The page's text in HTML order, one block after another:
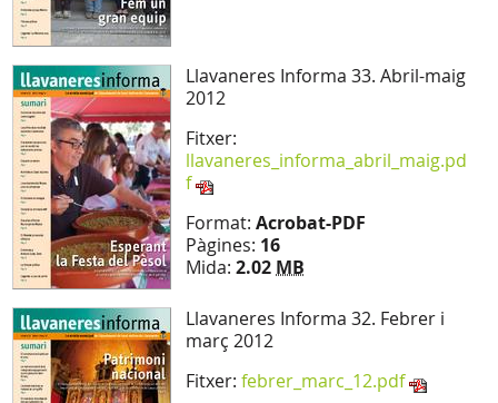
Llavaneres Informa 33. Abril-maig
2012
Fitxer:
llavaneres_informa_abril_maig.pd
f
Format: Acrobat-PDF
Pàgines: 16
Mida: 2.02 MB
Llavaneres Informa 32. Febrer i
març 2012
Fitxer: febrer_marc_12.pdf